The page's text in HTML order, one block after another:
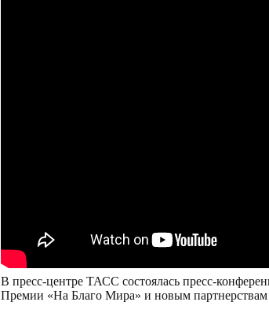
В пресс-центре ТАСС состоялась пресс-
Премии «На Благо Мира» и новым